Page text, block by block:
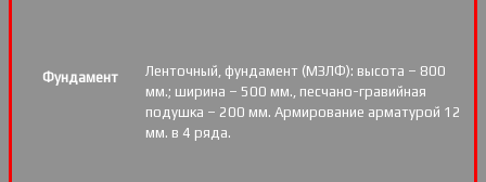
Фундамент
Ленточный, фундамент (МЗЛФ): высота – 800
мм.; ширина – 500 мм., песчано-гравийная
подушка – 200 мм. Армирование арматурой 12
мм. в 4 ряда.